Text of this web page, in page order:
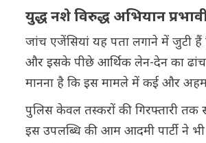
युद्ध नशे विरुद्ध अभियान
जांच एजेंसियां यह पता लगाने में जुटी हैं
और इसके पीछे आर्थिक लेन-देन का ढांचा
मानना है कि इस मामले में कई और
पुलिस केवल तस्करों की गिरफ्तारी तक
इस उपलब्धि की आम आदमी पार्टी ने भी